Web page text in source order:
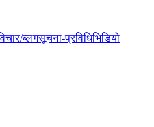
ब्लगसूचना-प्रविधिभिडियो